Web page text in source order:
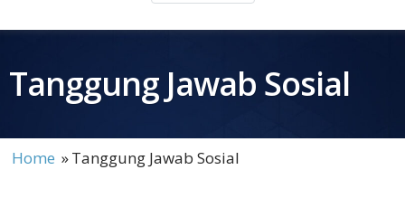
Tanggung Jawab Sosial
Home »Tanggung Jawab Sosial